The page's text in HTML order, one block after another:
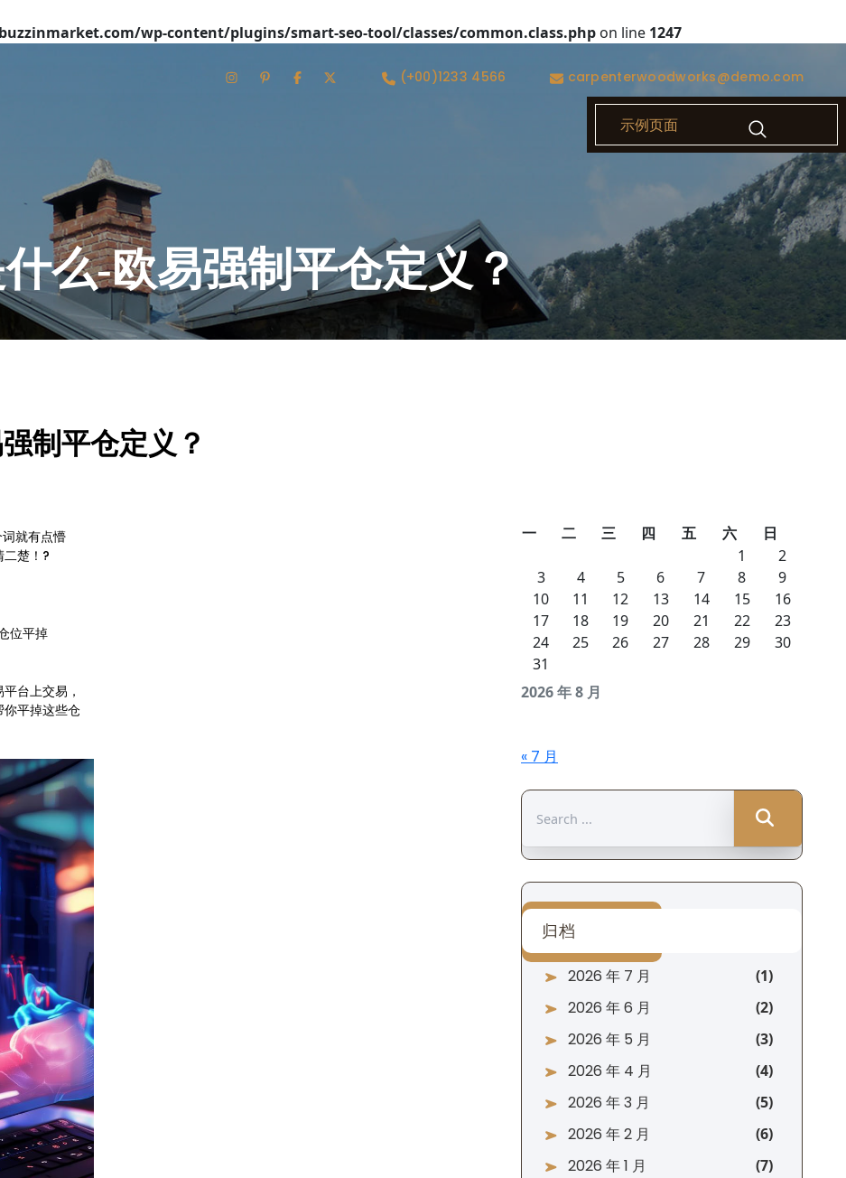
wp-content/plugins/smart-seo-tool/classes/common.class.php on line 1247
(+00)1233 4566 carpenterwoodworks@demo.com
示例页面
么-欧易强制平仓定义？
制平仓定义？
就有点懵
二楚！?
位平掉
台上交易，
平掉这些仓
2026 年 8 月
一 二 三 四 五 六
日
1
2
3
4 5 6 7 8
9
10
11 12 13 14 15
16
17
18 19 20 21 22
23
24
25 26 27 28 29
30
31
« 7 月
for:
归档
2026 年 7 月
2026 年 6 月
2026 年 5 月
2026 年 4 月
2026 年 3 月
2026 年 2 月
2026 年 1 月